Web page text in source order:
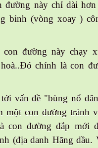
đường này chỉ dài
binh (vòng xoay )
đường này chạy
chính là con
vấn đề "bùng nổ
một con đường tránh
con đường đắp mới
(địa danh Hãng dầu.